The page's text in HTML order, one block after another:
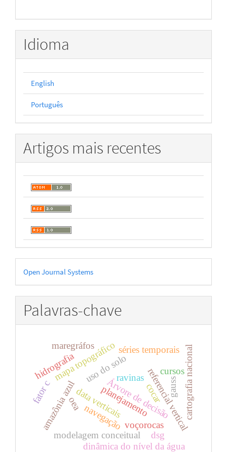
Idioma
English
Português
Artigos mais recentes
Desenvolvido
por
Open Journal Systems
Palavras-chave
data verticais
amazônia azul voçorocas
ravinas
uso do solo
Árvore de decisão
mapa topográfico
modelagem conceitual
referencial vertical
séries temporais
dinâmica do nível da água
maregráfos
hidrografia
navegação cartografia nacional
planejamentococar
dsg
fator c gauss
oea
cursos